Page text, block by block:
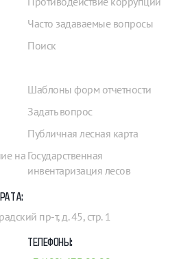
Часто задаваемые вопросы
Поиск
на
Шаблоны форм отчетности
Задать вопрос
Публичная лесная карта
Государственная
инвентаризация лесов
пр-т, д. 45, стр. 1
ТЕЛЕФОНЫ: